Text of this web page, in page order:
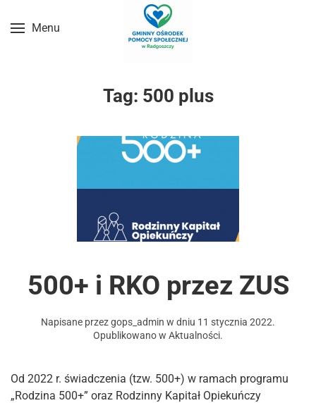
Przejdź do treści głównej
Menu
Tag: 500 plus
500+ i RKO przez ZUS
Napisane przezgops_admin w dniu 11 stycznia 2022.
Opublikowano w Aktualności.
Od 2022 r. świadczenia (tzw. 500+) w ramach programu
„Rodzina 500+” oraz Rodzinny Kapitał Opiekuńczy